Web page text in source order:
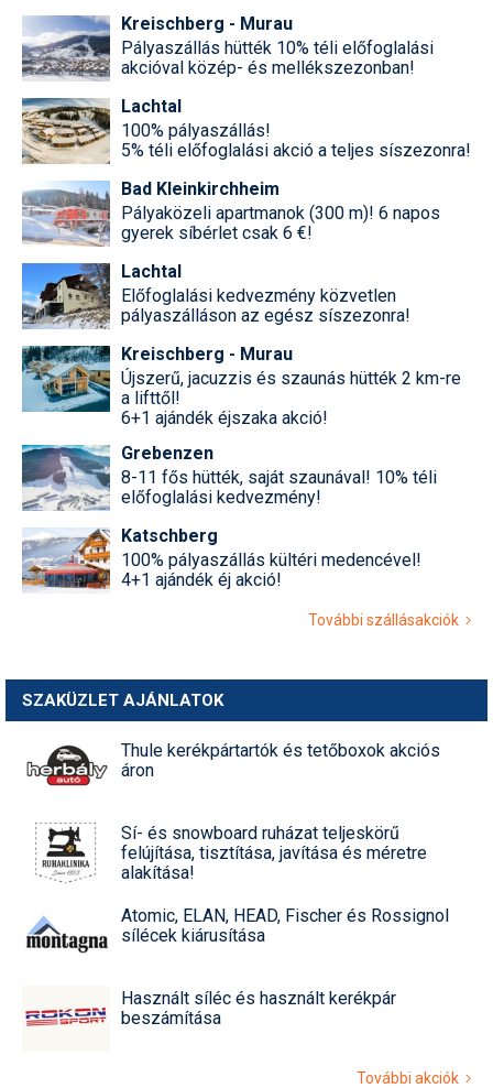
Kreischberg - Murau
Pályaszállás hütték 10% téli előfoglalási
akcióval közép- és mellékszezonban!
Lachtal
100% pályaszállás!
5% téli előfoglalási akció a teljes síszezonra!
Bad Kleinkirchheim
Pályaközeli apartmanok (300 m)! 6 napos
gyerek síbérlet csak 6 €!
Lachtal
Előfoglalási kedvezmény közvetlen
pályaszálláson az egész síszezonra!
Kreischberg - Murau
Újszerű, jacuzzis és szaunás hütték 2 km-re
a lifttől!
6+1 ajándék éjszaka akció!
Grebenzen
8-11 fős hütték, saját szaunával! 10% téli
előfoglalási kedvezmény!
Katschberg
100% pályaszállás kültéri medencével!
4+1 ajándék éj akció!
További szállásakciók
SZAKÜZLET AJÁNLATOK
Thule kerékpártartók és tetőboxok akciós
áron
Sí- és snowboard ruházat teljeskörű
felújítása, tisztítása, javítása és méretre
alakítása!
Atomic, ELAN, HEAD, Fischer és Rossignol
sílécek kiárusítása
Használt síléc és használt kerékpár
beszámítása
További akciók